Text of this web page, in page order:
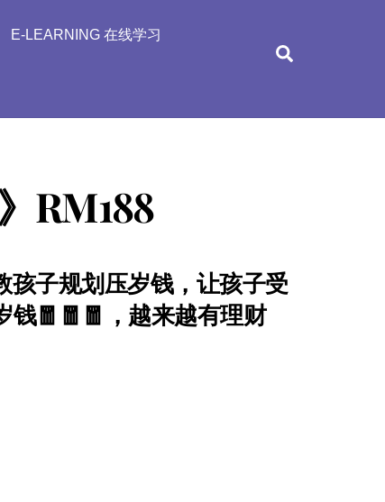
E-LEARNING 在线学习
RM188
孩子规划压岁钱，让孩子受
钱🧧🧧🧧，越来越有理财